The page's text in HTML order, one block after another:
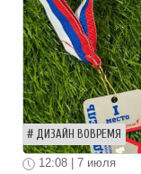
ДИЗАЙН ВОВРЕМЯ
12:08 | 7 июля